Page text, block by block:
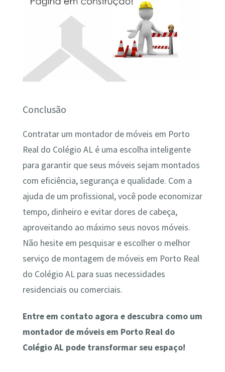
Conclusão
Contratar um montador de móveis em Porto
Real do Colégio AL é uma escolha inteligente
para garantir que seus móveis sejam montados
com eficiência, segurança e qualidade. Com a
ajuda de um profissional, você pode economizar
tempo, dinheiro e evitar dores de cabeça,
aproveitando ao máximo seus novos móveis.
Não hesite em pesquisar e escolher o melhor
serviço de montagem de móveis em Porto Real
do Colégio AL para suas necessidades
residenciais ou comerciais.
Entre em contato agora e descubra como um
montador de móveis em Porto Real do
Colégio AL pode transformar seu espaço!